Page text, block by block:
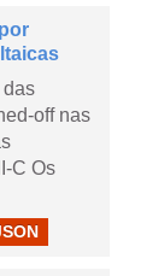
das
off nas
C Os